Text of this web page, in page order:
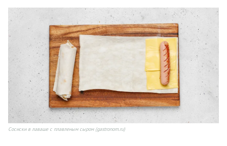
Сосиски в лаваше с плавленым сыром (gastronom.ru)